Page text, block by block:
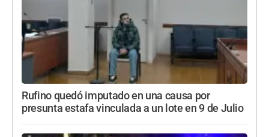
Rufino quedó imputado en una causa por
presunta estafa vinculada a un lote en 9 de Julio